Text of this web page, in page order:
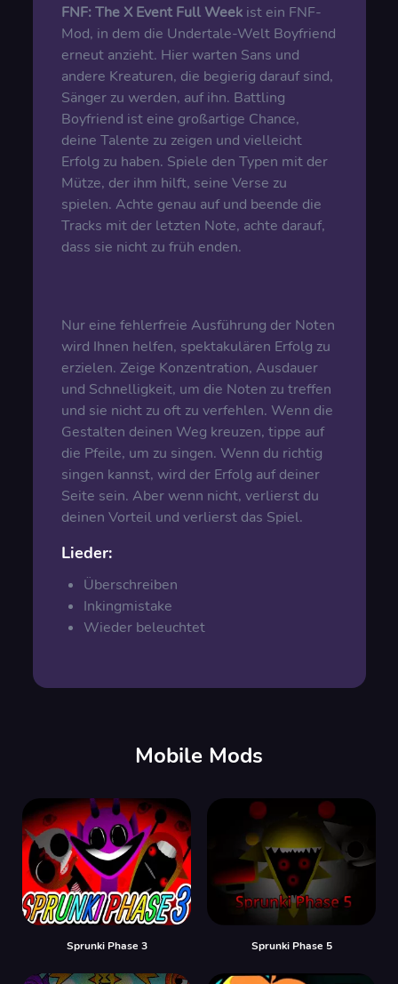
FNF: The X Event Full Weekist ein FNF-
Mod, in dem die Undertale-Welt Boyfriend
erneut anzieht. Hier warten Sans und
andere Kreaturen, die begierig darauf sind,
Sänger zu werden, auf ihn. Battling
Boyfriend ist eine großartige Chance,
deine Talente zu zeigen und vielleicht
Erfolg zu haben. Spiele den Typen mit der
Mütze, der ihm hilft, seine Verse zu
spielen. Achte genau auf und beende die
Tracks mit der letzten Note, achte darauf,
dass sie nicht zu früh enden.
Nur eine fehlerfreie Ausführung der Noten
wird Ihnen helfen, spektakulären Erfolg zu
erzielen. Zeige Konzentration, Ausdauer
und Schnelligkeit, um die Noten zu treffen
und sie nicht zu oft zu verfehlen. Wenn die
Gestalten deinen Weg kreuzen, tippe auf
die Pfeile, um zu singen. Wenn du richtig
singen kannst, wird der Erfolg auf deiner
Seite sein. Aber wenn nicht, verlierst du
deinen Vorteil und verlierst das Spiel.
Lieder:
Überschreiben
Inkingmistake
Wieder beleuchtet
Mobile Mods
Sprunki Phase 3 Sprunki Phase 5